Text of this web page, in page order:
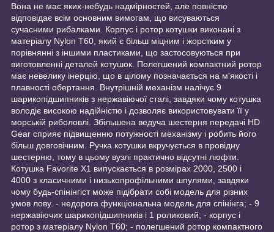
Вона не має яких-небудь надмірностей, але повністю
відповідає всім основним вимогам, що висуваються
сучасними рибалками. Корпус і ротор котушки виконані з
матеріалу Nylon T60, який є більш міцним і жорстким у
порівнянні з іншими пластиками, що застосовуються при
виготовленні деталей котушок. Полегшений компактний ротор
має невелику інерцію, що в цілому позначається на м'якості і
плавності обертання. Внутрішній механізм налічує 9
шарикопідшипників з нержавіючої сталі, завдяки чому котушка
володіє високою надійністю і дозволяє використовувати її у
морській риболовлі. Збільшена ведуча шестерня передачі HD
Gear сприяє підвищенню потужності механізму і робить його
більш довговічним. Ручка котушки вкручується в провідну
шестерню, тому в цьому вузлі практично відсутні люфти.
Котушка Favorite X1 випускається в розмірах 2000, 2500 і
4000 з класичними і низькопрофільними шпулями, завдяки
чому будь-спінінгіст може підібрати собі модель для різних
умов лову. - недорога функціональна модель для спінінга; - 9
нержавіючих шарикопідшипників і 1 роликовий; - корпус і
ротор з матеріалу Nylon T60; - полегшений ротор компактного